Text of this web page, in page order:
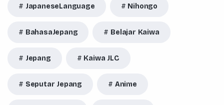
JapaneseLanguage Nihongo
BahasaJepang Belajar Kaiwa
Jepang Kaiwa JLC
Seputar Jepang Anime